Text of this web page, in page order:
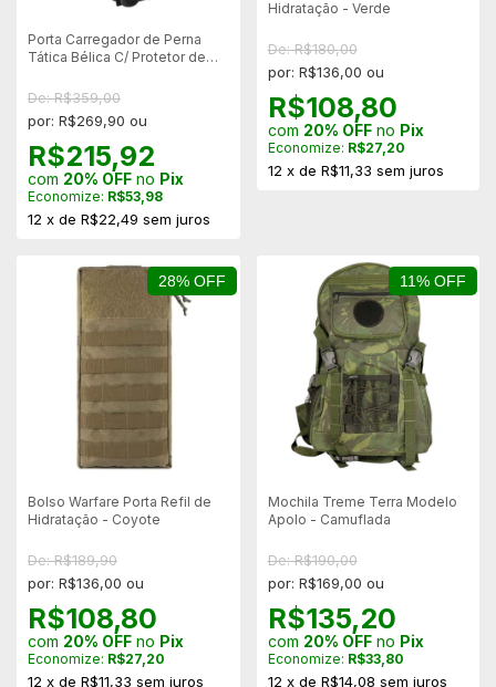
Porta Carregador de Perna
Tática Bélica C/ Protetor de
De: R$359,00
por: R$269,90 ou
R$215,92
com 20% OFF no Pix
Economize: R$53,98
12 x de R$22,49 sem juros
Hidratação - Verde
De: R$180,00
por: R$136,00 ou
R$108,80
com 20% OFFno Pix
Economize: R$27,20
12 x de R$11,33 sem juros
28% OFF
Bolso Warfare Porta Refil de
Hidratação - Coyote
De: R$189,90
por: R$136,00 ou
R$108,80
com 20% OFF no Pix
Economize: R$27,20
12 x de R$11,33 sem juros
11% OFF
Mochila Treme Terra Modelo
Apolo - Camuflada
De: R$190,00
por: R$169,00 ou
R$135,20
com 20% OFFno Pix
Economize: R$33,80
12 x de R$14,08 sem juros